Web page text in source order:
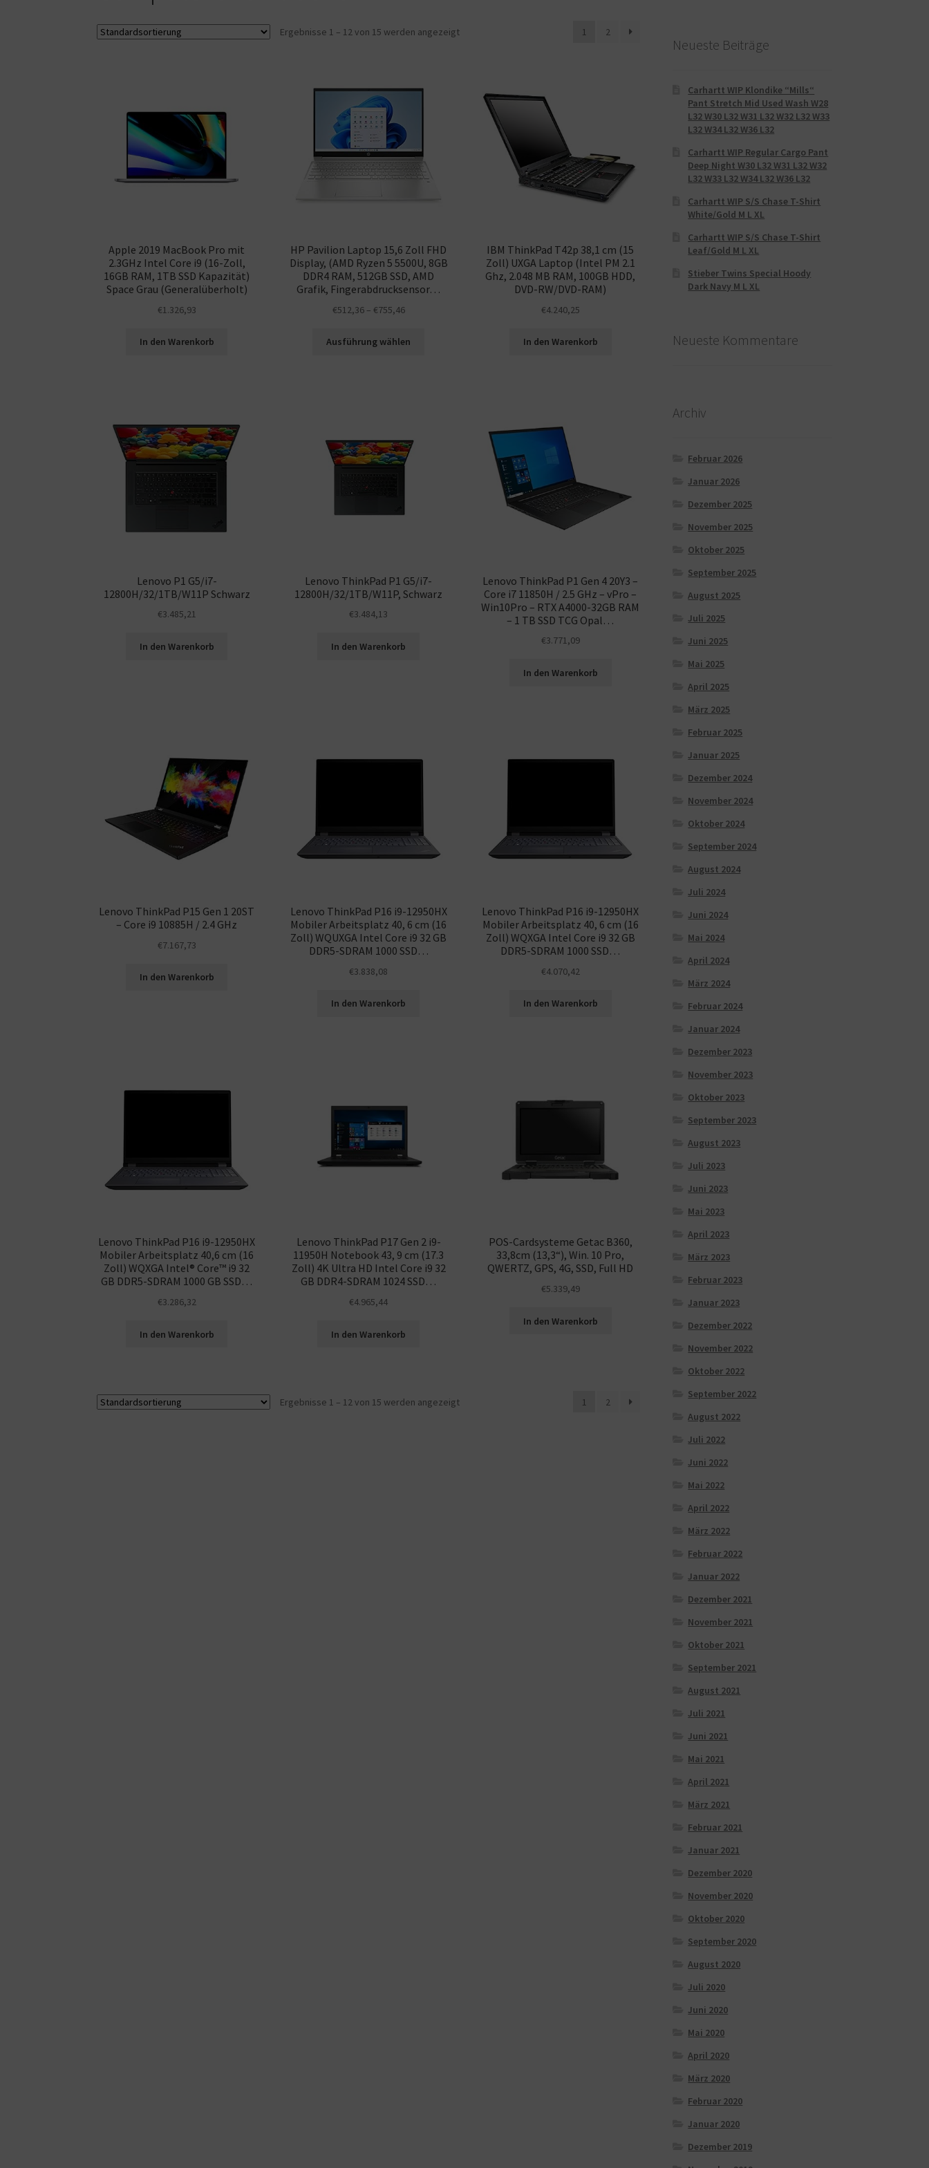
Ergebnisse 1 – 12 von 15 werden angezeigt 1 2
Apple 2019 MacBook Pro mit
2.3GHz Intel Core i9 (16-Zoll,
16GB RAM, 1TB SSD Kapazität)
Space Grau (Generalüberholt)
€1.326,93
In den Warenkorb
HP Pavilion Laptop 15,6 Zoll FHD
Display, (AMD Ryzen 5 5500U, 8GB
DDR4 RAM, 512GB SSD, AMD
Grafik, Fingerabdrucksensor…
€512,36– €755,46
Ausführung wählen
IBM ThinkPad T42p 38,1 cm (15
Zoll) UXGA Laptop (Intel PM 2.1
Ghz, 2.048 MB RAM, 100GB HDD,
DVD-RW/DVD-RAM)
€4.240,25
In den Warenkorb
Lenovo P1 G5/i7-
12800H/32/1TB/W11P Schwarz
€3.485,21
In den Warenkorb
Lenovo ThinkPad P1 G5/i7-
12800H/32/1TB/W11P, Schwarz
€3.484,13
In den Warenkorb
Lenovo ThinkPad P1 Gen 4 20Y3 –
Core i7 11850H / 2.5 GHz – vPro –
Win10Pro – RTX A4000-32GB RAM
– 1 TB SSD TCG Opal…
€3.771,09
In den Warenkorb
Lenovo ThinkPad P15 Gen 1 20ST
– Core i9 10885H / 2.4 GHz
€7.167,73
In den Warenkorb
Lenovo ThinkPad P16 i9-12950HX
Mobiler Arbeitsplatz 40, 6 cm (16
Zoll) WQUXGA Intel Core i9 32 GB
DDR5-SDRAM 1000 SSD…
€3.838,08
In den Warenkorb
Lenovo ThinkPad P16 i9-12950HX
Mobiler Arbeitsplatz 40, 6 cm (16
Zoll) WQXGA Intel Core i9 32 GB
DDR5-SDRAM 1000 SSD…
€4.070,42
In den Warenkorb
Lenovo ThinkPad P16 i9-12950HX
Mobiler Arbeitsplatz 40,6 cm (16
Zoll) WQXGA Intel® Core™ i9 32
GB DDR5-SDRAM 1000 GB SSD…
€3.286,32
In den Warenkorb
Lenovo ThinkPad P17 Gen 2 i9-
11950H Notebook 43, 9 cm (17.3
Zoll) 4K Ultra HD Intel Core i9 32
GB DDR4-SDRAM 1024 SSD…
€4.965,44
In den Warenkorb
POS-Cardsysteme Getac B360,
33,8cm (13,3“), Win. 10 Pro,
QWERTZ, GPS, 4G, SSD, Full HD
€5.339,49
In den Warenkorb
Ergebnisse 1 – 12 von 15 werden angezeigt 1 2
Neueste Beiträge
Carhartt WIP Klondike “Mills“
Pant Stretch Mid Used Wash W28
L32 W30 L32 W31 L32 W32 L32 W33
L32 W34 L32 W36 L32
Carhartt WIP Regular Cargo Pant
Deep Night W30 L32 W31 L32 W32
L32 W33 L32 W34 L32 W36 L32
Carhartt WIP S/S Chase T-Shirt
White/Gold M L XL
Carhartt WIP S/S Chase T-Shirt
Leaf/Gold M L XL
Stieber Twins Special Hoody
Dark Navy M L XL
Neueste Kommentare
Archiv
Februar 2026
Januar 2026
Dezember 2025
November 2025
Oktober 2025
September 2025
August 2025
Juli 2025
Juni 2025
Mai 2025
April 2025
März 2025
Februar 2025
Januar 2025
Dezember 2024
November 2024
Oktober 2024
September 2024
August 2024
Juli 2024
Juni 2024
Mai 2024
April 2024
März 2024
Februar 2024
Januar 2024
Dezember 2023
November 2023
Oktober 2023
September 2023
August 2023
Juli 2023
Juni 2023
Mai 2023
April 2023
März 2023
Februar 2023
Januar 2023
Dezember 2022
November 2022
Oktober 2022
September 2022
August 2022
Juli 2022
Juni 2022
Mai 2022
April 2022
März 2022
Februar 2022
Januar 2022
Dezember 2021
November 2021
Oktober 2021
September 2021
August 2021
Juli 2021
Juni 2021
Mai 2021
April 2021
März 2021
Februar 2021
Januar 2021
Dezember 2020
November 2020
Oktober 2020
September 2020
August 2020
Juli 2020
Juni 2020
Mai 2020
April 2020
März 2020
Februar 2020
Januar 2020
Dezember 2019